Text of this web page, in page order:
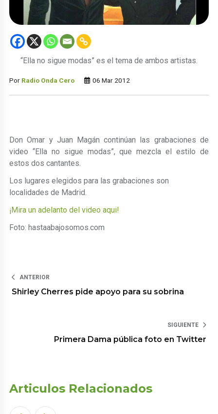
“Ella no sigue modas” es el tema de ambos artistas.
Por Radio Onda Cero 06 Mar 2012
Don Omar y Juan Magán continúan las grabaciones de
video “Ella no sigue modas”, que mezcla el estilo de
estos dos cantantes.
Los lugares elegidos para las grabaciones son
localidades de Madrid.
¡Mira un adelanto del video aqui!
Foto: hastaabajosomos.com
ANTERIOR
Shirley Cherres pide apoyo para su sobrina
SIGUIENTE
Primera Dama pública foto en Twitter
Articulos Relacionados